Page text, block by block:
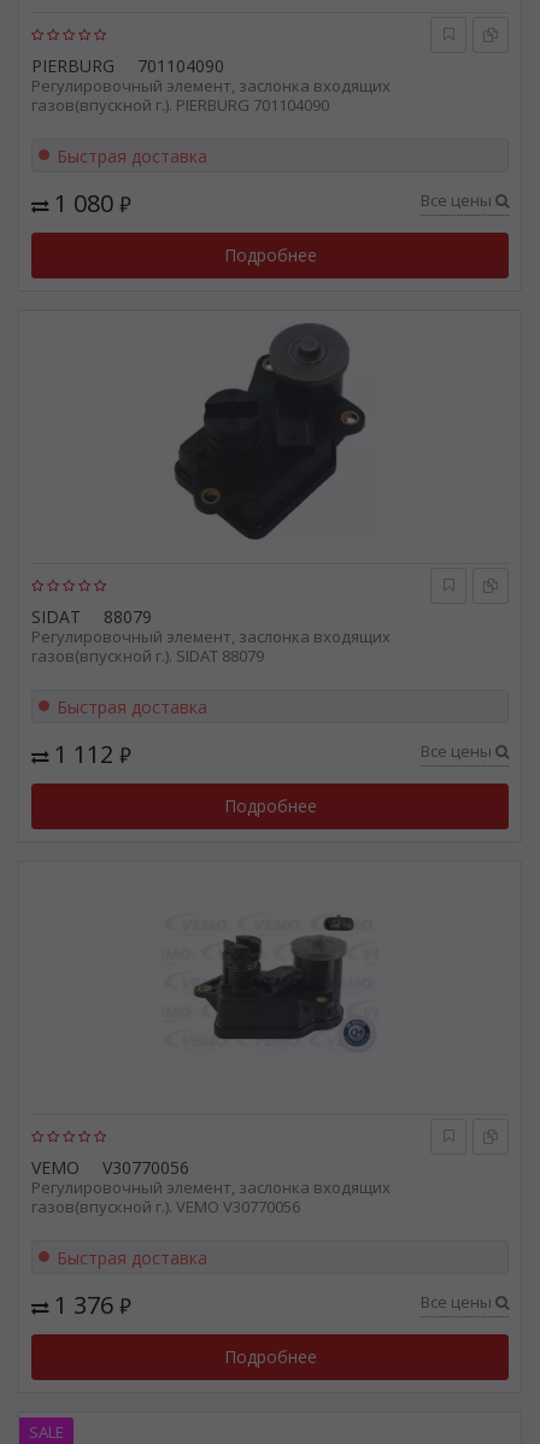
PIERBURG 701104090
Регулировочный элемент, заслонка входящих
газов(впускной г.). PIERBURG 701104090
Быстрая доставка
1 080 ₽ Все цены
Подробнее
SIDAT 88079
Регулировочный элемент, заслонка входящих
газов(впускной г.). SIDAT 88079
Быстрая доставка
1 112 ₽ Все цены
Подробнее
VEMO V30770056
Регулировочный элемент, заслонка входящих
газов(впускной г.). VEMO V30770056
Быстрая доставка
1 376 ₽ Все цены
Подробнее
SALE